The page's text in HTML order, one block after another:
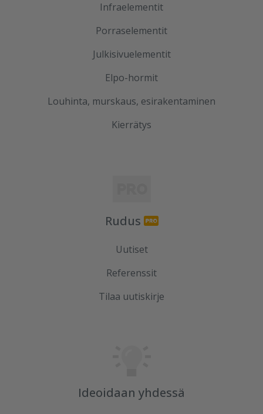
Infraelementit
Porraselementit
Julkisivuelementit
Elpo-hormit
Louhinta, murskaus, esirakentaminen
Kierrätys
Rudus
Uutiset
Referenssit
Tilaa uutiskirje
Ideoidaan yhdessä